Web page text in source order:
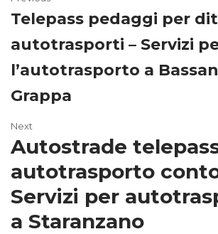
Telepass pedaggi per
autotrasporti – Servizi
l’autotrasporto a
Grappa
Next
Autostrade
autotrasporto
Servizi per
a Staranzano